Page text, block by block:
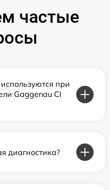
частые
при
Gaggenau CI
диагностика?